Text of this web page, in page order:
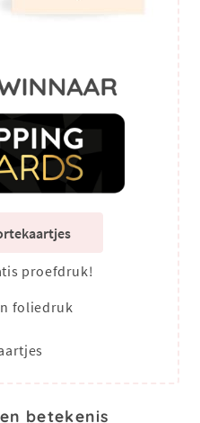
proefdruk!
foliedruk
betekenis